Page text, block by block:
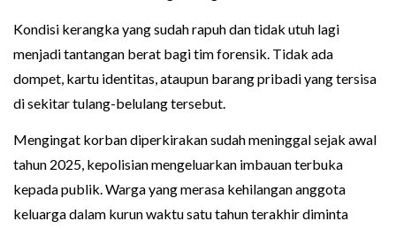
Kondisi kerangka yang sudah rapuh dan tidak utuh lagi
menjadi tantangan berat bagi tim forensik. Tidak ada
dompet, kartu identitas, ataupun barang pribadi yang tersisa
di sekitar tulang-belulang tersebut.
Mengingat korban diperkirakan sudah meninggal sejak awal
tahun 2025, kepolisian mengeluarkan imbauan terbuka
kepada publik. Warga yang merasa kehilangan anggota
keluarga dalam kurun waktu satu tahun terakhir diminta